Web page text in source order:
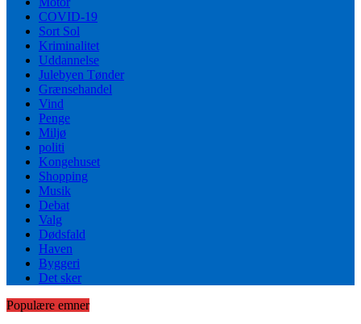
COVID-19
Sort Sol
Kriminalitet
Uddannelse
Julebyen Tønder
Grænsehandel
Vind
Penge
Miljø
politi
Kongehuset
Shopping
Musik
Debat
Valg
Dødsfald
Haven
Byggeri
Det sker
Populære emner